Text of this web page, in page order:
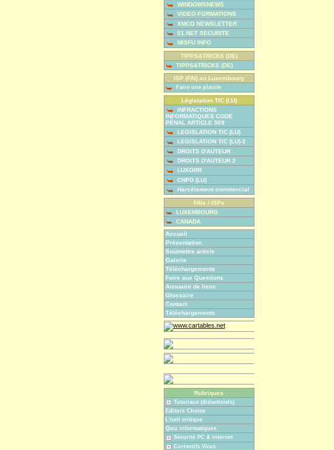
WINDOWSNEWS
VIDEO-FORMATIONS
XMCO NEWSLETTER
01.NET SECURITE
MISFU INFO
TIPPS&TRICKS (DE)
TIPPS&TRICKS (DE)
ISP (FAI) au Luxembourg
Faire une plainte
Législation TIC (LU)
INFRACTIONS
INFORMATIQUES CODE
PÉNAL ARTICLE 509
LEGISLATION TIC (LU)
LEGISLATION TIC (LU)-2
DROITS D'AUTEUR
DROITS D'AUTEUR 2
LUXORR
CNPD (LU)
Harcèlement commercial
FAIs / ISPs
LUXEMBOURG
CANADA
Accueil
Présentation
Soumettre article
Galerie
Téléchargements
Foire aux Questions
Annuaire de liens
Glossaire
Contact
Téléchargements
Rubriques
Tutoriaux (didacticiels)
Editors Choice
L'oeil critique
Quiz informatiques
Sécurité PC & Internet
Correctifs Virus